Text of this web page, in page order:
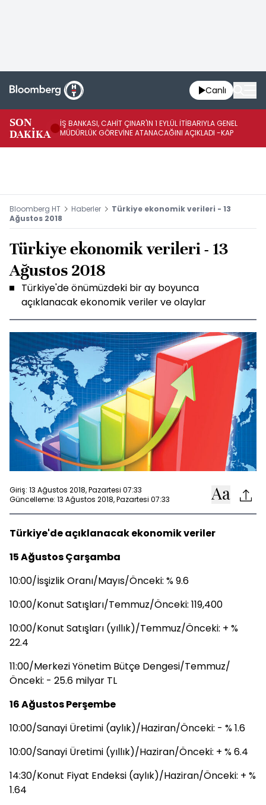
Canlı
SON
DAKİKA
İŞ BANKASI, CAHİT ÇINAR'IN 1 EYLÜL İTİBARIYLA GENEL
MÜDÜRLÜK GÖREVİNE ATANACAĞINI AÇIKLADI -KAP
Bloomberg HT Haberler
Türkiye ekonomik verileri - 13
Ağustos 2018
Türkiye ekonomik verileri - 13
Ağustos 2018
Türkiye'de önümüzdeki bir ay boyunca
açıklanacak ekonomik veriler ve olaylar
Giriş: 13 Ağustos 2018, Pazartesi 07:33
Güncelleme: 13 Ağustos 2018, Pazartesi 07:33
Türkiye'de açıklanacak ekonomik veriler
15 Ağustos Çarşamba
10:00/İsşizlik Oranı/Mayıs/Önceki: % 9.6
10:00/Konut Satışları/Temmuz/Önceki: 119,400
10:00/Konut Satışları (yıllık)/Temmuz/Önceki: + %
22.4
11:00/Merkezi Yönetim Bütçe Dengesi/Temmuz/
Önceki: - 25.6 milyar TL
16 Ağustos Perşembe
10:00/Sanayi Üretimi (aylık)/Haziran/Önceki: - % 1.6
10:00/Sanayi Üretimi (yıllık)/Haziran/Önceki: + % 6.4
14:30/Konut Fiyat Endeksi (aylık)/Haziran/Önceki: + %
1.64